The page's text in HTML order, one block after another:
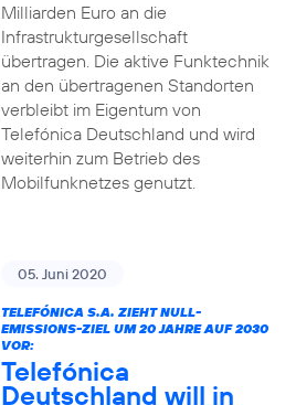
Milliarden Euro an die
Infrastrukturgesellschaft
übertragen. Die aktive Funktechnik
an den übertragenen Standorten
verbleibt im Eigentum von
Telefónica Deutschland und wird
weiterhin zum Betrieb des
Mobilfunknetzes genutzt.
05. Juni 2020
TELEFÓNICA S.A. ZIEHT NULL-
EMISSIONS-ZIEL UM 20 JAHRE AUF 2030
VOR:
Telefónica
Deutschland will in